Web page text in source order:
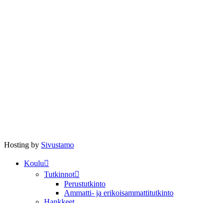
Hosting by Sivustamo
Koulu
Tutkinnot
Perustutkinto
Ammatti- ja erikoisammattitutkinto